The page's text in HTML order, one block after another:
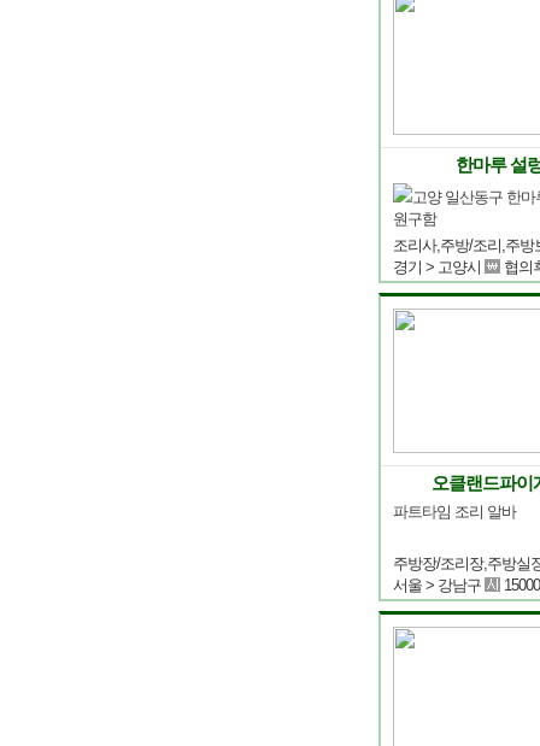
한마루 설
고양 일산동구 한마
원구함
경기 > 고양시 협의
오클랜드파이
파트타임 조리 알바
서울 > 강남구 15000